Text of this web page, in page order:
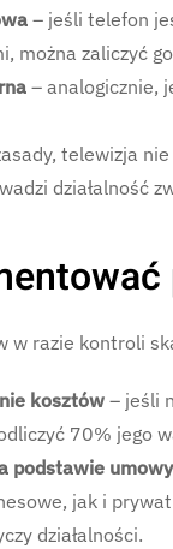
– jeśli telefon
można zaliczyć
– analogicznie,
telewizja
działalność
w razie kontroli
kosztów – jeśli
70% jego
podstawie umowy
jak i
działalności.